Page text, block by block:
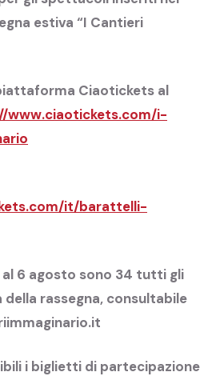
estiva “I Cantieri
Ciaotickets al
www.ciaotickets.com/i-
it/barattelli-
al 6 agosto sono 34 tutti gli
rassegna, consultabile
i biglietti di partecipazione